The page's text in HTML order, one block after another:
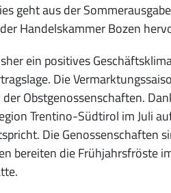
geht aus der
Handelskammer Bozen
ein positives
Die
Obstgenossenschaften.
Trentino-Südtirol im Juli
Die Genossenschaften
bereiten die Frühjahrsfröste